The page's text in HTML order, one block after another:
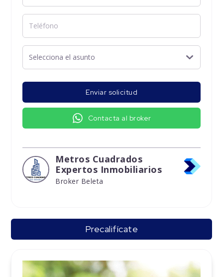
Enviar solicitud
Contacta al broker
Metros Cuadrados
Expertos Inmobiliarios
Broker Beleta
Precalifícate